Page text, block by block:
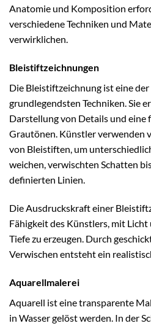
Anatomie und Komposition
verschiedene Techniken und
verwirklichen.
Bleistiftzeichnungen
Die Bleistiftzeichnung ist eine
grundlegendsten Techniken. Sie
Darstellung von Details und eine
Grautönen. Künstler verwenden
von Bleistiften, um
weichen, verwischten Schatten
definierten Linien.
Die Ausdruckskraft einer
Fähigkeit des Künstlers, mit
Tiefe zu erzeugen. Durch
Verwischen entsteht ein
Aquarellmalerei
Aquarell ist eine transparente
in Wasser gelöst werden. In der